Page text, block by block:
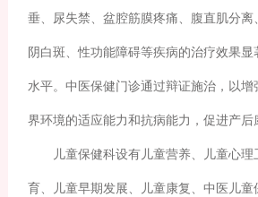
垂、尿失禁、盆腔筋膜疼痛、腹直肌分
阴白斑、性功能障碍等疾病的治疗效果
水平。中医保健门诊通过辩证施治，以
界环境的适应能力和抗病能力，促进产后
儿童保健科设有儿童营养、儿童心理
育、儿童早期发展、儿童康复、中医儿